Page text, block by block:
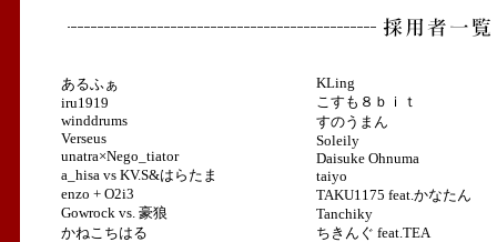
あるふぁ
iru1919
winddrums
Verseus
unatra×Nego_tiator
a_hisa vs KV.S&はらたま
enzo + O2i3
Gowrock vs. 豪狼
かねこちはる
KLing
こすも８ｂｉｔ
すのうまん
Soleily
Daisuke Ohnuma
taiyo
TAKU1175 feat.かなたん
Tanchiky
ちきんぐ feat.TEA